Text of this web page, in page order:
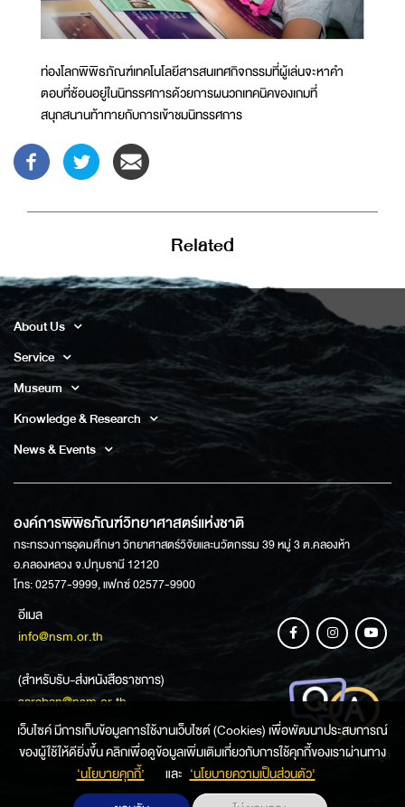
ท่องโลกพิพิธภัณฑ์เทคโนโลยีสารสนเทศกิจกรรมที่ผู้เล่นจะหาคำ
ตอบที่ซ้อนอยู่ในนิทรรศการด้วยการผนวกเทคนิคของเกมที่
สนุกสนานท้าทายกับการเข้าชมนิทรรศการ
Related
About Us
Service
Museum
Knowledge & Research
News & Events
องค์การพิพิธภัณฑ์วิทยาศาสตร์แห่งชาติ
กระทรวงการอุดมศึกษา วิทยาศาสตร์วิจัยและนวัตกรรม 39 หมู่ 3 ต.คลองห้า
อ.คลองหลวง จ.ปทุมธานี 12120
โทร: 02577-9999, แฟกซ์ 02577-9900
อีเมล
info@nsm.or.th
(สำหรับรับ-ส่งหนังสือราชการ)
saraban@nsm.or.th
ช่องทางการสอบถามข้อมูล
เว็บไซค์ มีการเก็บข้อมูลการใช้งานเว็บไซต์ (Cookies) เพื่อพัฒนาประสบการณ์
ของผู้ใช้ให้ดียิ่งขึ้น คลิกเพื่อดูข้อมูลเพิ่มเติมเกี่ยวกับการใช้คุกกี้ของเราผ่านทาง
‘นโยบายคุกกี้’
และ ‘นโยบายความเป็นส่วนตัว'